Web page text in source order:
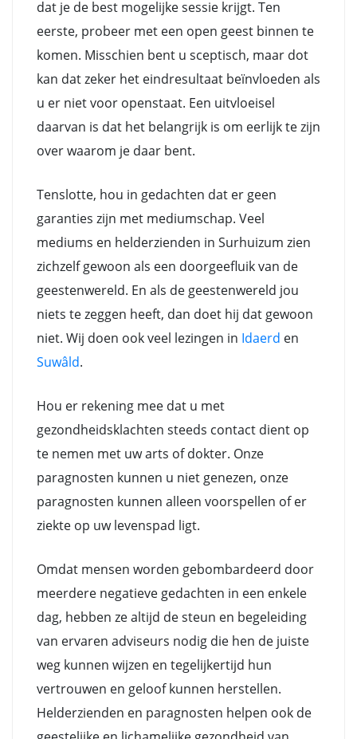
dat je de best mogelijke sessie krijgt. Ten
eerste, probeer met een open geest binnen te
komen. Misschien bent u sceptisch, maar dot
kan dat zeker het eindresultaat beïnvloeden als
u er niet voor openstaat. Een uitvloeisel
daarvan is dat het belangrijk is om eerlijk te zijn
over waarom je daar bent.
Tenslotte, hou in gedachten dat er geen
garanties zijn met mediumschap. Veel
mediums en helderzienden in Surhuizum zien
zichzelf gewoon als een doorgeefluik van de
geestenwereld. En als de geestenwereld jou
niets te zeggen heeft, dan doet hij dat gewoon
niet. Wij doen ook veel lezingen in Idaerd en
Suwâld.
Hou er rekening mee dat u met
gezondheidsklachten steeds contact dient op
te nemen met uw arts of dokter. Onze
paragnosten kunnen u niet genezen, onze
paragnosten kunnen alleen voorspellen of er
ziekte op uw levenspad ligt.
Omdat mensen worden gebombardeerd door
meerdere negatieve gedachten in een enkele
dag, hebben ze altijd de steun en begeleiding
van ervaren adviseurs nodig die hen de juiste
weg kunnen wijzen en tegelijkertijd hun
vertrouwen en geloof kunnen herstellen.
Helderzienden en paragnosten helpen ook de